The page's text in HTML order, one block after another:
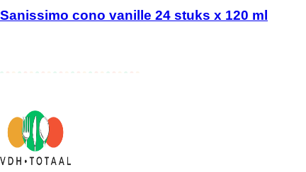
Sanissimo cono vanille 24 stuks x 120 ml